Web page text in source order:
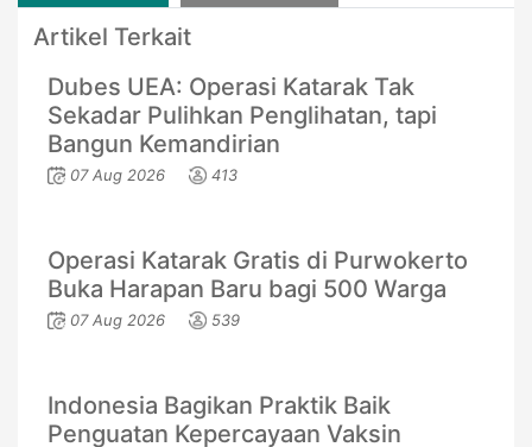
Artikel Terkait
Dubes UEA: Operasi Katarak Tak
Sekadar Pulihkan Penglihatan, tapi
Bangun Kemandirian
07 Aug 2026 413
Operasi Katarak Gratis di Purwokerto
Buka Harapan Baru bagi 500 Warga
07 Aug 2026 539
Indonesia Bagikan Praktik Baik
Penguatan Kepercayaan Vaksin